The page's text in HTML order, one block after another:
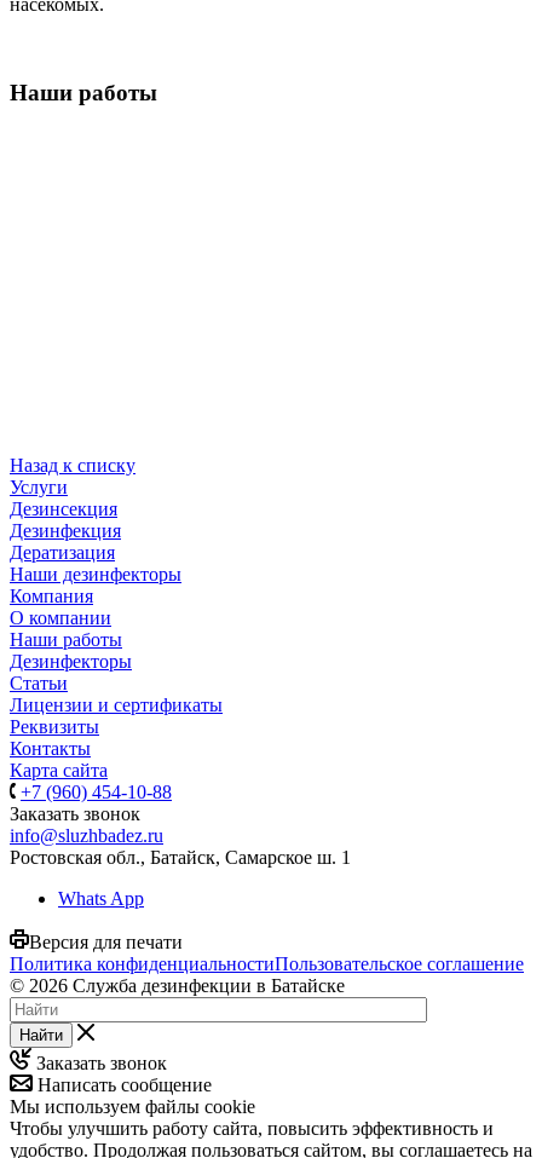
Наши работы
Назад к списку
Услуги
Дезинсекция
Дезинфекция
Дератизация
Наши дезинфекторы
Компания
О компании
Наши работы
Дезинфекторы
Статьи
Лицензии и сертификаты
Реквизиты
Контакты
Карта сайта
+7 (960) 454-10-88
Заказать звонок
info@sluzhbadez.ru
Ростовская обл., Батайск, Самарское ш. 1
Whats App
Версия для печати
Политика конфиденциальностиПользовательское соглашение
© 2026 Служба дезинфекции в Батайске
Найти
Заказать звонок
Написать сообщение
Мы используем файлы cookie
Чтобы улучшить работу сайта, повысить эффективность и
удобство. Продолжая пользоваться сайтом, вы соглашаетесь на